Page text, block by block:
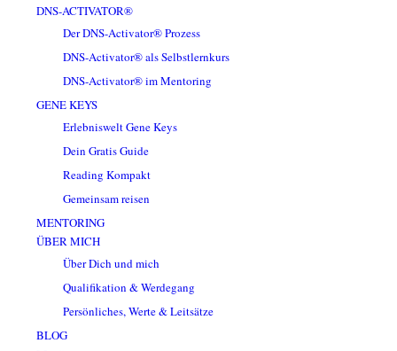
DNS-ACTIVATOR®
Der DNS-Activator® Prozess
DNS-Activator® als Selbstlernkurs
DNS-Activator® im Mentoring
GENE KEYS
Erlebniswelt Gene Keys
Dein Gratis Guide
Reading Kompakt
Gemeinsam reisen
MENTORING
ÜBER MICH
Über Dich und mich
Qualifikation & Werdegang
Persönliches, Werte & Leitsätze
BLOG